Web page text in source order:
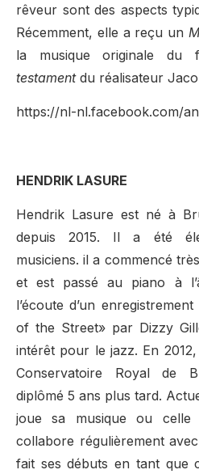
rêveur sont des aspects
Récemment, elle a reçu un
la musique originale du
testamentdu réalisateur
https://nl-nl.facebook.com/
HENDRIK LASURE
Hendrik Lasure est né à
depuis 2015. Il a été
musiciens. il a commencé
et est passé au piano à
l’écoute d’un
of the Street» par Dizzy
intérêt pour le jazz. En
Conservatoire Royal de
diplômé 5 ans plus tard.
joue sa musique ou celle
collabore régulièrement
fait ses débuts en tant que